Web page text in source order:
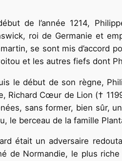
de l’année 1214,
roi de Germanie et
se sont mis d’accord
et les autres fiefs dont
le début de son règne,
Richard Cœur de Lion (†
sans former, bien sûr,
le berceau de la famille
était un adversaire
de Normandie, le plus